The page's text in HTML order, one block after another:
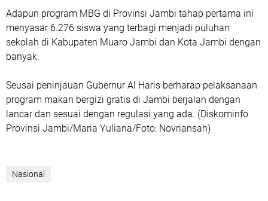
Adapun program MBG di Provinsi Jambi tahap pertama ini
menyasar 6.276 siswa yang terbagi menjadi puluhan
sekolah di Kabupaten Muaro Jambi dan Kota Jambi dengan
banyak.
Seusai peninjauan Gubernur Al Haris berharap pelaksanaan
program makan bergizi gratis di Jambi berjalan dengan
lancar dan sesuai dengan regulasi yang ada. (Diskominfo
Provinsi Jambi/Maria Yuliana/Foto: Novriansah)
Nasional